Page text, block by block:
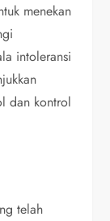
menekan
intoleransi
dan kontrol
telah